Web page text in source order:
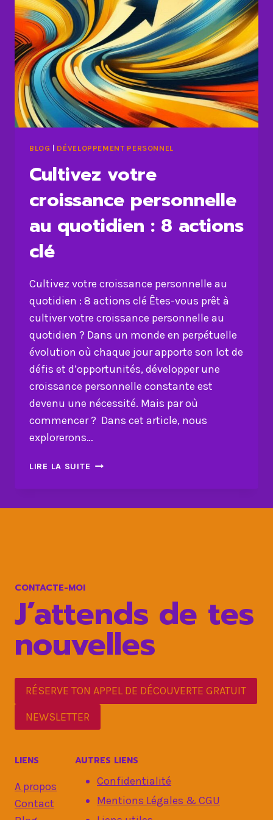
BLOG | DÉVELOPPEMENT PERSONNEL
Cultivez votre
croissance personnelle
au quotidien : 8 actions
clé
Cultivez votre croissance personnelle au
quotidien : 8 actions clé Êtes-vous prêt à
cultiver votre croissance personnelle au
quotidien ? Dans un monde en perpétuelle
évolution où chaque jour apporte son lot de
défis et d’opportunités, développer une
croissance personnelle constante est
devenu une nécessité. Mais par où
commencer ? Dans cet article, nous
explorerons…
LIRE LA SUITE CULTIVEZ
CONTACTE-MOI
J’attends de tes
nouvelles
RÉSERVE TON APPEL DE DÉCOUVERTE GRATUIT
NEWSLETTER
LIENS
A propos
Contact
AUTRES LIENS
Confidentialité
Mentions Légales & CGU